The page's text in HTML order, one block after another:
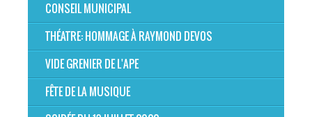
CONSEIL MUNICIPAL
THÉATRE: HOMMAGE À RAYMOND DEVOS
VIDE GRENIER DE L'APE
FÊTE DE LA MUSIQUE